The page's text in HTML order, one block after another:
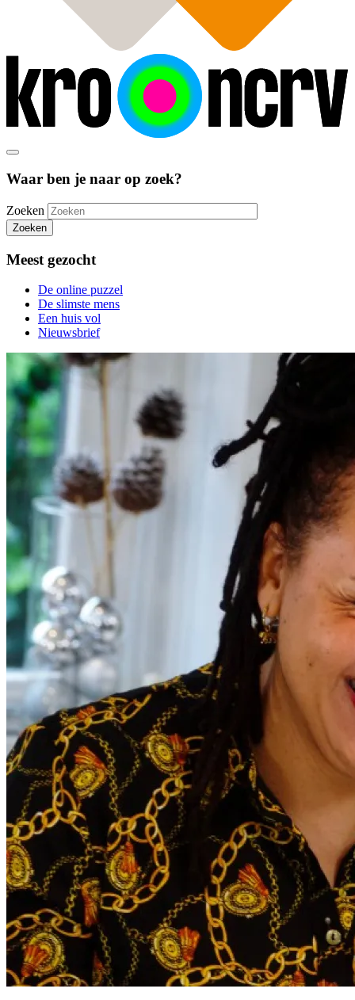
Waar ben je naar op zoek?
Zoeken
Zoeken
Meest gezocht
De online puzzel
De slimste mens
Een huis vol
Nieuwsbrief